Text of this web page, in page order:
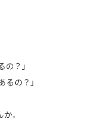
の？」
るの？」
。